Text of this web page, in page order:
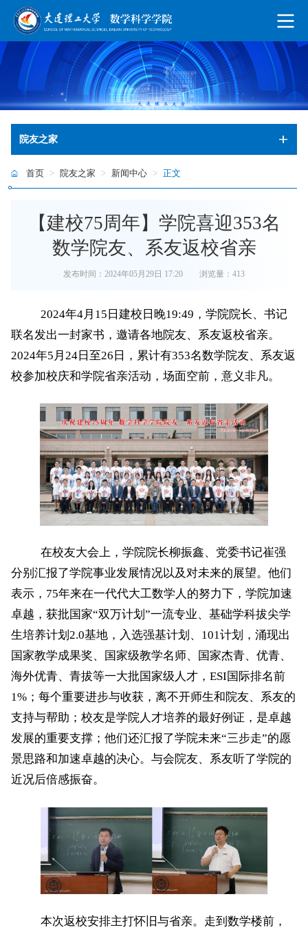
院友之家
首页 > 院友之家 > 新闻中心 > 正文
【建校75周年】学院喜迎353名
数学院友、系友返校省亲
发布时间：2024年05月29日 17:20 浏览量： 413
2024年4月15日建校日晚19:49，学院院长、书记
联名发出一封家书，邀请各地院友、系友返校省亲。
2024年5月24日至26日，累计有353名数学院友、系友返
校参加校庆和学院省亲活动，场面空前，意义非凡。
在校友大会上，学院院长柳振鑫、党委书记崔强
分别汇报了学院事业发展情况以及对未来的展望。他们
表示，75年来在一代代大工数学人的努力下，学院加速
卓越，获批国家“双万计划”一流专业、基础学科拔尖学
生培养计划2.0基地，入选强基计划、101计划，涌现出
国家教学成果奖、国家级教学名师、国家杰青、优青、
海外优青、青拔等一大批国家级人才，ESI国际排名前
1%；每个重要进步与收获，离不开师生和院友、系友的
支持与帮助；校友是学院人才培养的最好例证，是卓越
发展的重要支撑；他们还汇报了学院未来“三步走”的愿
景思路和加速卓越的决心。与会院友、系友听了学院的
近况后倍感振奋。
本次返校安排主打怀旧与省亲。走到数学楼前，